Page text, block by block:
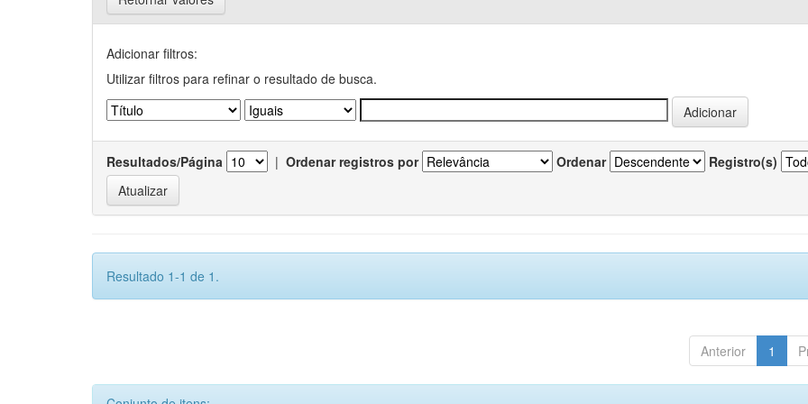
Adicionar filtros:
Utilizar filtros para refinar o resultado de busca.
Resultados/Página | Ordenar registros por Ordenar Registro(s)
Resultado 1-1 de 1.
Anterior 1